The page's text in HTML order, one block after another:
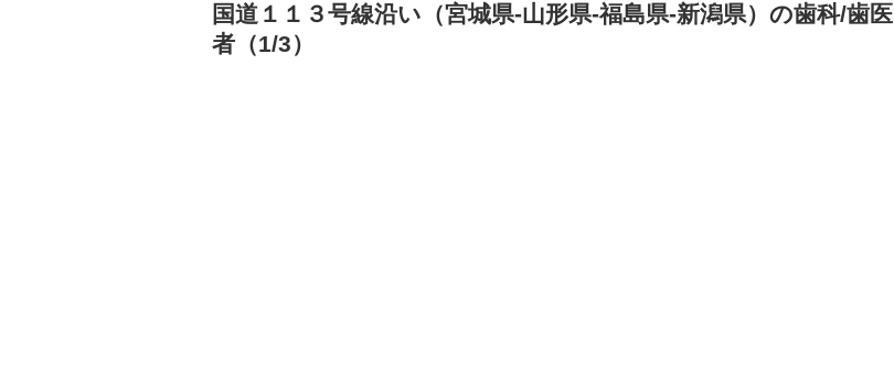
国道１１３号線沿い（宮城県-山形県-福島県-新潟県）の歯科/歯医
者（1/3）